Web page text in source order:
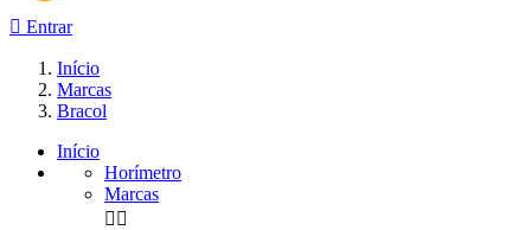
 Entrar
Início
Marcas
Bracol
Início
Horímetro
Marcas
 